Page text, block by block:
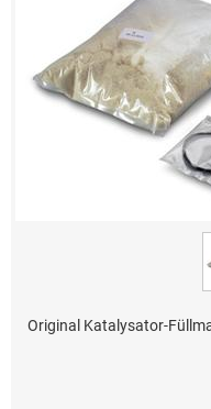
Original Katalysator-